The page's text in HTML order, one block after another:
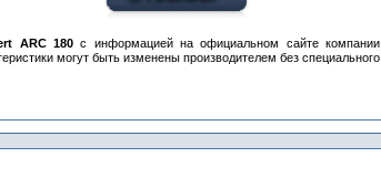
ARC 180 с информацией на официальном сайте компании
могут быть изменены производителем без специального